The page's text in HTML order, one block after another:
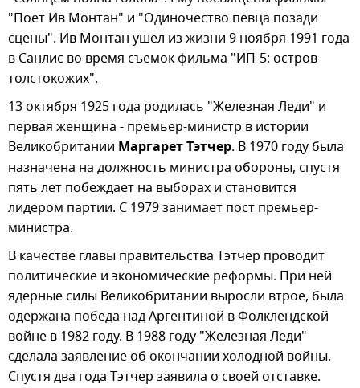
"Поет Ив Монтан" и "Одиночество певца позади
сцены". Ив Монтан ушел из жизни 9 ноября 1991 года
в Санлис во время съемок фильма "ИП-5: остров
толстокожих".
13 октября 1925 года родилась "Железная Леди" и
первая женщина - премьер-министр в истории
Великобритании Маргарет Тэтчер. В 1970 году была
назначена на должность министра обороны, спустя
пять лет побеждает на выборах и становится
лидером партии. С 1979 занимает пост премьер-
министра.
В качестве главы правительства Тэтчер проводит
политические и экономические реформы. При ней
ядерные силы Великобритании выросли втрое, была
одержана победа над Аргентиной в Фолклендской
войне в 1982 году. В 1988 году "Железная Леди"
сделала заявление об окончании холодной войны.
Спустя два года Тэтчер заявила о своей отставке.